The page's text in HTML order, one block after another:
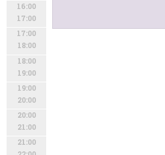
16:00
17:00
17:00
18:00
18:00
19:00
19:00
20:00
20:00
21:00
21:00